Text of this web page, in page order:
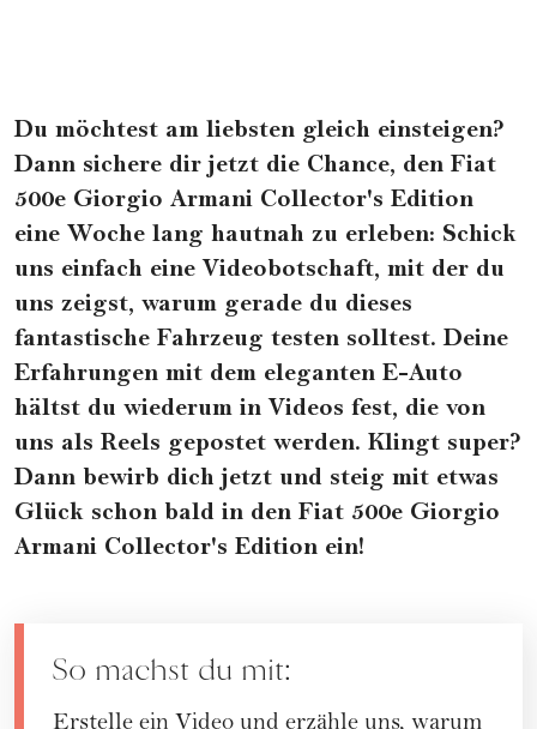
Du möchtest am liebsten gleich einsteigen?
Dann sichere dir jetzt die Chance, den Fiat
500e Giorgio Armani Collector's Edition
eine Woche lang hautnah zu erleben: Schick
uns einfach eine Videobotschaft, mit der du
uns zeigst, warum gerade du dieses
fantastische Fahrzeug testen solltest. Deine
Erfahrungen mit dem eleganten E-Auto
hältst du wiederum in Videos fest, die von
uns als Reels gepostet werden. Klingt super?
Dann bewirb dich jetzt und steig mit etwas
Glück schon bald in den Fiat 500e Giorgio
Armani Collector's Edition ein!
So machst du mit: